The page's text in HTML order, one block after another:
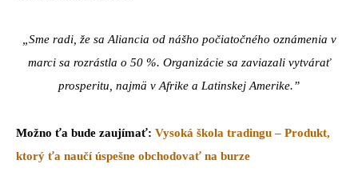
„Sme radi, že sa Aliancia od nášho počiatočného oznámenia v
marci sa rozrástla o 50 %. Organizácie sa zaviazali vytvárať
prosperitu, najmä v Afrike a Latinskej Amerike.”
Možno ťa bude zaujímať: Vysoká škola tradingu – Produkt,
ktorý ťa naučí úspešne obchodovať na burze